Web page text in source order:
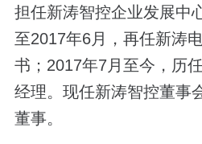
担任新涛智控企业发展中
至2017年6月，再任新涛
书；2017年7月至今，历
经理。现任新涛智控董事
董事。